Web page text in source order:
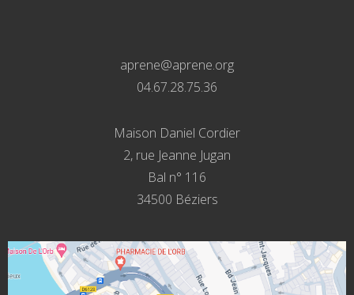
aprene@aprene.org
04.67.28.75.36
Maison Daniel Cordier
2, rue Jeanne Jugan
Bal n° 116
34500 Béziers